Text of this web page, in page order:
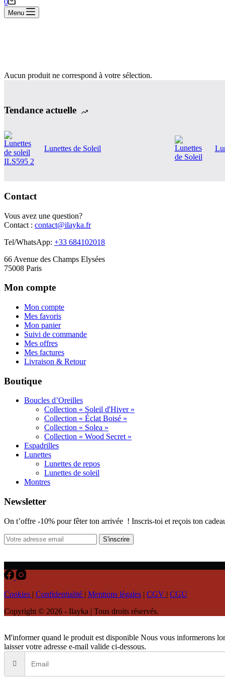
d’achat
0
Menu
Aucun produit ne correspond à votre sélection.
Tendance actuelle
Lunettes de Soleil
Contact
Vous avez une question?
Contact : contact@ilayka.fr
Tel/WhatsApp: +33 684102018
66 Avenue des Champs Elysées
75008 Paris
Mon compte
Mon compte
Mes favoris
Mon panier
Suivi de commande
Mes offres
Mes factures
Livraison & Retour
Boutique
Boucles d’Oreilles
Collection « Soleil d'Hiver »
Collection « Éclat Boisé »
Collection « Solea »
Collection « Wood Secret »
Espadrilles
Lunettes
Lunettes de repos
Lunettes de soleil
Montres
Newsletter
On t’offre -10% pour fêter ton arrivée ! Inscris-toi et reçois ton
S'inscrire
Cookies | Confidentialité | Mentions légales | CGV | CGU
Copyright © 2026 - Ilayka | Tous droits réservés.
M'informer quand le produit est disponible Nous vous informerons
laisser votre adresse e-mail valide ci-dessous.